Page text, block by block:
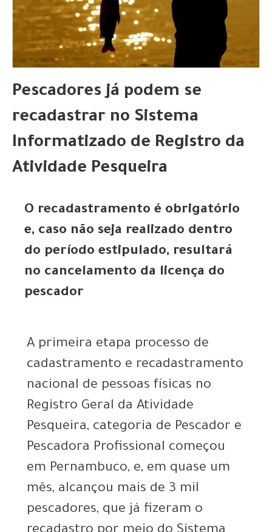
Pescadores já podem se
recadastrar no Sistema
Informatizado de Registro da
Atividade Pesqueira
O recadastramento é obrigatório
e, caso não seja realizado dentro
do período estipulado, resultará
no cancelamento da licença do
pescador
A primeira etapa processo de
cadastramento e recadastramento
nacional de pessoas físicas no
Registro Geral da Atividade
Pesqueira, categoria de Pescador e
Pescadora Profissional começou
em Pernambuco, e, em quase um
mês, alcançou mais de 3 mil
pescadores, que já fizeram o